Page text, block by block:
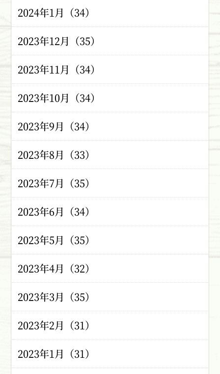
2024年1月（34）
2023年12月（35）
2023年11月（34）
2023年10月（34）
2023年9月（34）
2023年8月（33）
2023年7月（35）
2023年6月（34）
2023年5月（35）
2023年4月（32）
2023年3月（35）
2023年2月（31）
2023年1月（31）